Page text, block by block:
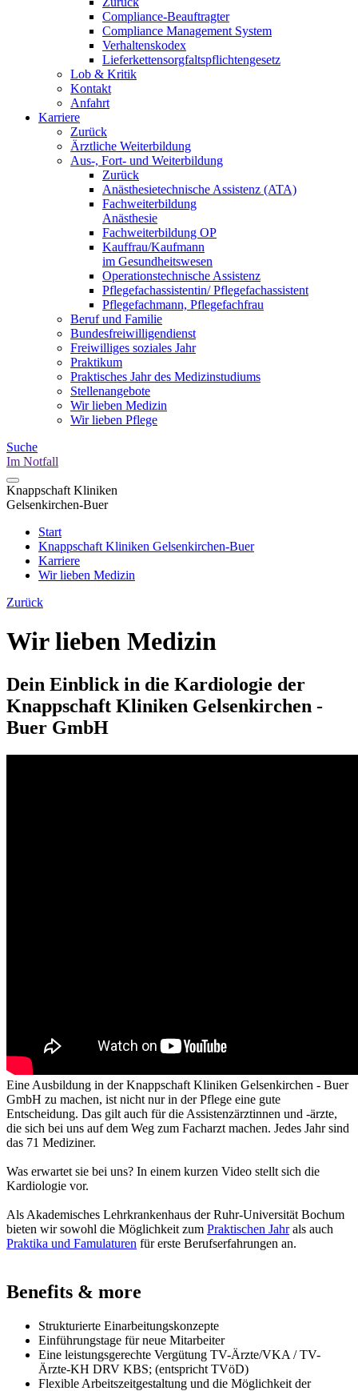
Compliance-Beauftragter
Compliance Management System
Verhaltenskodex
Lieferkettensorgfaltspflichtengesetz
Lob & Kritik
Kontakt
Anfahrt
Karriere
Zurück
Ärztliche Weiterbildung
Aus-, Fort- und Weiterbildung
Zurück
Anästhesietechnische Assistenz (ATA)
Fachweiterbildung
Anästhesie
Fachweiterbildung OP
Kauffrau/Kaufmann
im Gesundheitswesen
Operationstechnische Assistenz
Pflegefachassistentin/ Pflegefachassistent
Pflegefachmann, Pflegefachfrau
Beruf und Familie
Bundesfreiwilligendienst
Freiwilliges soziales Jahr
Praktikum
Praktisches Jahr des Medizinstudiums
Stellenangebote
Wir lieben Medizin
Wir lieben Pflege
Suche
Im Notfall
Knappschaft Kliniken
Gelsenkirchen-Buer
Start
Knappschaft Kliniken Gelsenkirchen-Buer
Karriere
Wir lieben Medizin
Zurück
Wir lieben Medizin
Dein Einblick in die Kardiologie der
Knappschaft Kliniken Gelsenkirchen -
Buer GmbH
Eine Ausbildung in der Knappschaft Kliniken Gelsenkirchen - Buer
GmbH zu machen, ist nicht nur in der Pflege eine gute
Entscheidung. Das gilt auch für die Assistenzärztinnen und -ärzte,
die sich bei uns auf dem Weg zum Facharzt machen. Jedes Jahr sind
das 71 Mediziner.
Was erwartet sie bei uns? In einem kurzen Video stellt sich die
Kardiologie vor.
Als Akademisches Lehrkrankenhaus der Ruhr-Universität Bochum
bieten wir sowohl die Möglichkeit zum Praktischen Jahrals auch
Praktika und Famulaturen für erste Berufserfahrungen an.
Benefits & more
Strukturierte Einarbeitungskonzepte
Einführungstage für neue Mitarbeiter
Eine leistungsgerechte Vergütung TV-Ärzte/VKA / TV-
Ärzte-KH DRV KBS; (entspricht TVöD)
Flexible Arbeitszeitgestaltung und die Möglichkeit der